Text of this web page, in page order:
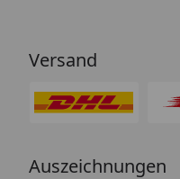
Versand
Auszeichnungen